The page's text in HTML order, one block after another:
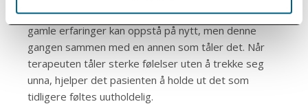
Han beskriver terapi som et felles mentalt rom der
gamle erfaringer kan oppstå på nytt, men denne
gangen sammen med en annen som tåler det. Når
terapeuten tåler sterke følelser uten å trekke seg
unna, hjelper det pasienten å holde ut det som
tidligere føltes uutholdelig.